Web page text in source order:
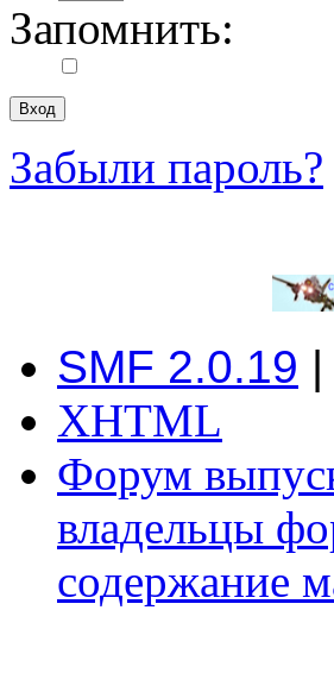
Запомнить:
Забыли пароль?
SMF 2.0.19 |
XHTML
Форум
владельцы
содержание